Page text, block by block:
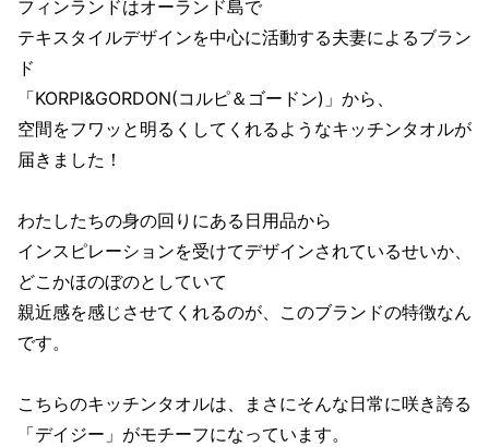
フィンランドはオーランド島で
テキスタイルデザインを中心に活動する夫妻によるブラン
ド
「KORPI&GORDON(コルピ＆ゴードン)」から、
空間をフワッと明るくしてくれるようなキッチンタオルが
届きました！
わたしたちの身の回りにある日用品から
インスピレーションを受けてデザインされているせいか、
どこかほのぼのとしていて
親近感を感じさせてくれるのが、このブランドの特徴なん
です。
こちらのキッチンタオルは、まさにそんな日常に咲き誇る
「デイジー」がモチーフになっています。